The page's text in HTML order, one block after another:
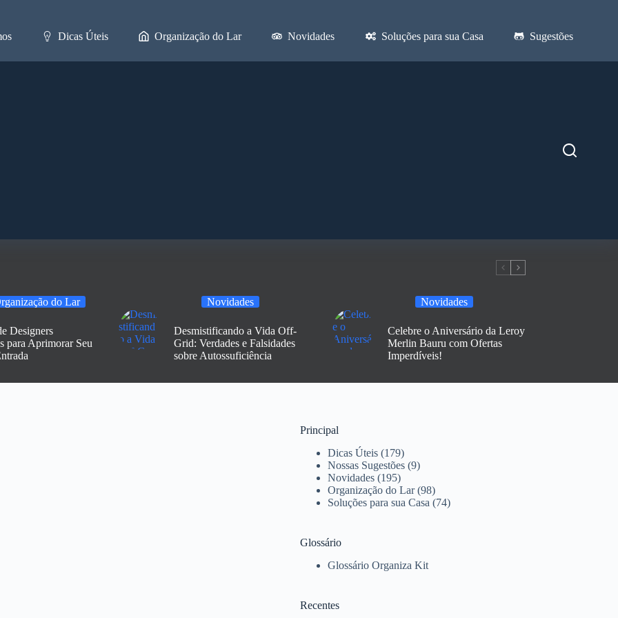
Dicas Úteis Organização do Lar Novidades Soluções para sua Casa Sugestões
do Lar
Designers
para Aprimorar Seu
Novidades
Desmistificando a Vida Off-
Grid: Verdades e Falsidades
sobre Autossuficiência
Novidades
Celebre o Aniversário da Leroy
Merlin Bauru com Ofertas
Imperdíveis!
Principal
Dicas Úteis (179)
Nossas Sugestões (9)
Novidades (195)
Organização do Lar(98)
Soluções para sua Casa (74)
Glossário
Glossário Organiza Kit
Recentes